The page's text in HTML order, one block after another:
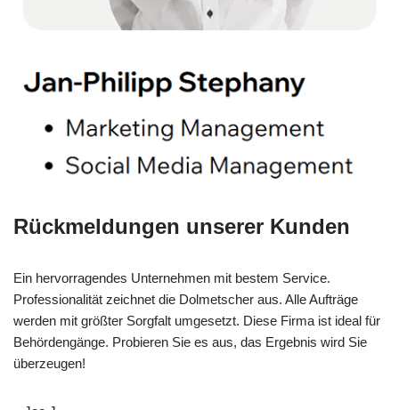
Rückmeldungen unserer Kunden
Ein hervorragendes Unternehmen mit bestem Service.
Professionalität zeichnet die Dolmetscher aus. Alle Aufträge
werden mit größter Sorgfalt umgesetzt. Diese Firma ist ideal für
Behördengänge. Probieren Sie es aus, das Ergebnis wird Sie
überzeugen!